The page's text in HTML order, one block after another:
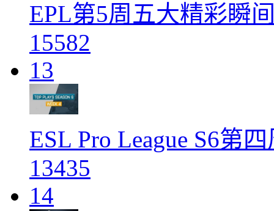
EPL第5周五大精彩瞬
15582
13
ESL Pro League S6第
13435
14